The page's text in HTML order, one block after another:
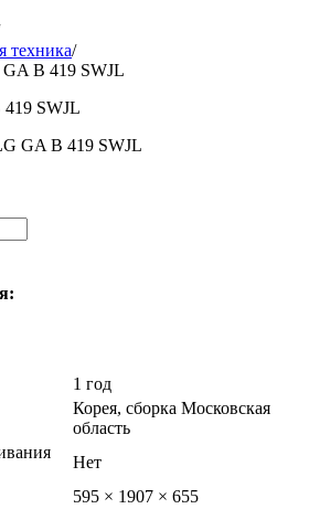
техника/
B 419 SWJL
SWJL
1 год
Корея, сборка Московская
область
Нет
595 × 1907 × 655